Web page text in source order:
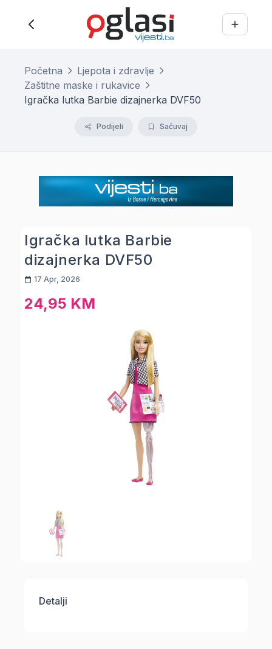
Početna
Ljepota i zdravlje
Zaštitne maske i rukavice
Igračka lutka Barbie dizajnerka DVF50
Podijeli Sačuvaj
Igračka lutka Barbie
dizajnerka DVF50
17 Apr, 2026
24,95 KM
Detalji